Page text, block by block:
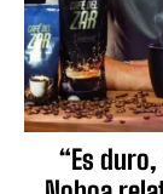
“Es